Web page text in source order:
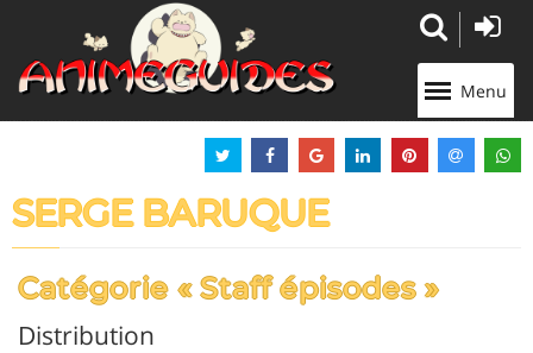
Menu
SERGE BARUQUE
Catégorie « Staff épisodes »
Distribution
Panneau de gestion des cookies